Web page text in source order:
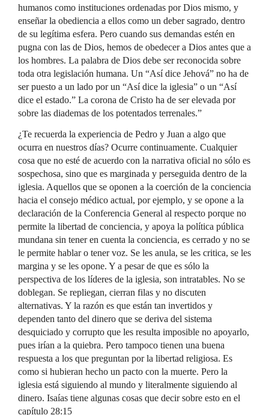
humanos como instituciones ordenadas por Dios mismo, y
enseñar la obediencia a ellos como un deber sagrado, dentro
de su legítima esfera. Pero cuando sus demandas estén en
pugna con las de Dios, hemos de obedecer a Dios antes que a
los hombres. La palabra de Dios debe ser reconocida sobre
toda otra legislación humana. Un “Así dice Jehová” no ha de
ser puesto a un lado por un “Así dice la iglesia” o un “Así
dice el estado.” La corona de Cristo ha de ser elevada por
sobre las diademas de los potentados terrenales.”
¿Te recuerda la experiencia de Pedro y Juan a algo que
ocurra en nuestros días? Ocurre continuamente. Cualquier
cosa que no esté de acuerdo con la narrativa oficial no sólo es
sospechosa, sino que es marginada y perseguida dentro de la
iglesia. Aquellos que se oponen a la coerción de la conciencia
hacia el consejo médico actual, por ejemplo, y se opone a la
declaración de la Conferencia General al respecto porque no
permite la libertad de conciencia, y apoya la política pública
mundana sin tener en cuenta la conciencia, es cerrado y no se
le permite hablar o tener voz. Se les anula, se les critica, se les
margina y se les opone. Y a pesar de que es sólo la
perspectiva de los líderes de la iglesia, son intratables. No se
doblegan. Se repliegan, cierran filas y no discuten
alternativas. Y la razón es que están tan invertidos y
dependen tanto del dinero que se deriva del sistema
desquiciado y corrupto que les resulta imposible no apoyarlo,
pues irían a la quiebra. Pero tampoco tienen una buena
respuesta a los que preguntan por la libertad religiosa. Es
como si hubieran hecho un pacto con la muerte. Pero la
iglesia está siguiendo al mundo y literalmente siguiendo al
dinero. Isaías tiene algunas cosas que decir sobre esto en el
capítulo 28:15